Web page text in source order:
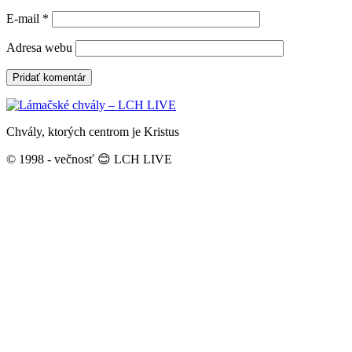
E-mail *
Adresa webu
Chvály, ktorých centrom je Kristus
© 1998 - večnosť 😊 LCH LIVE